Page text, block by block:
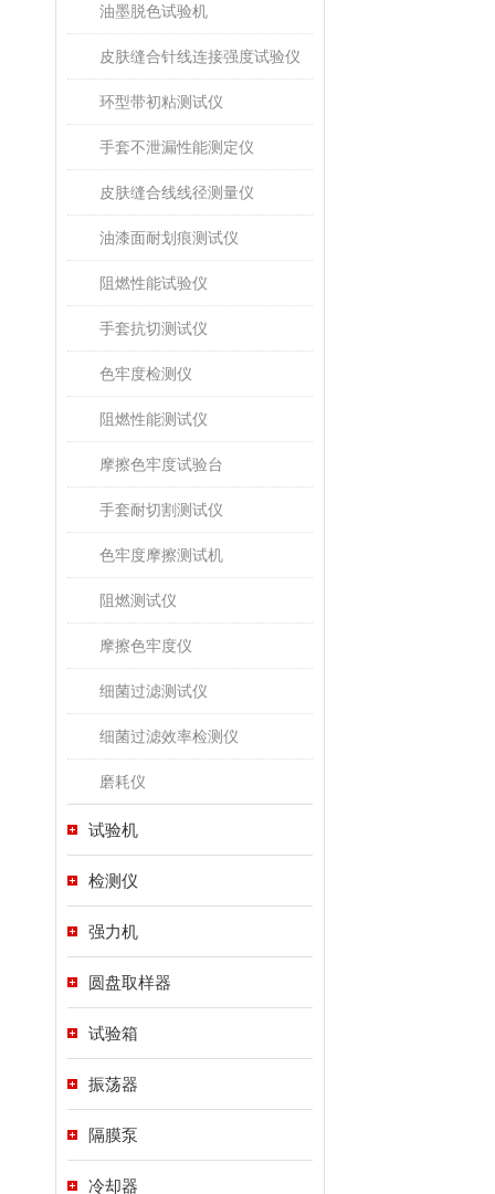
油墨脱色试验机
皮肤缝合针线连接强度试验仪
环型带初粘测试仪
手套不泄漏性能测定仪
皮肤缝合线线径测量仪
油漆面耐划痕测试仪
阻燃性能试验仪
手套抗切测试仪
色牢度检测仪
阻燃性能测试仪
摩擦色牢度试验台
手套耐切割测试仪
色牢度摩擦测试机
阻燃测试仪
摩擦色牢度仪
细菌过滤测试仪
细菌过滤效率检测仪
磨耗仪
试验机
检测仪
强力机
圆盘取样器
试验箱
振荡器
隔膜泵
冷却器